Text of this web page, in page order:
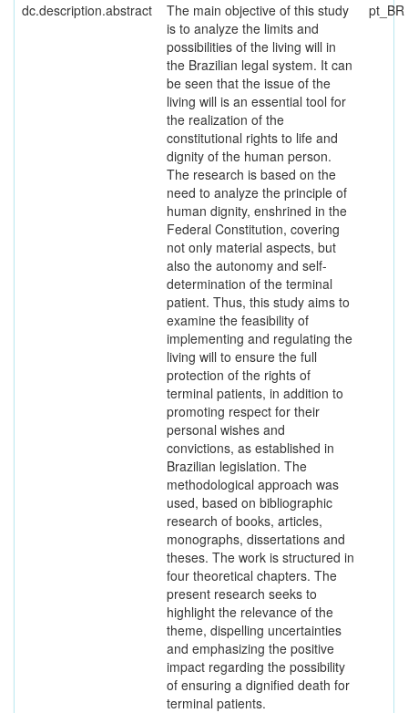
dc.description.abstract
The main objective of this study
is to analyze the limits and
possibilities of the living will in
the Brazilian legal system. It can
be seen that the issue of the
living will is an essential tool for
the realization of the
constitutional rights to life and
dignity of the human person.
The research is based on the
need to analyze the principle of
human dignity, enshrined in the
Federal Constitution, covering
not only material aspects, but
also the autonomy and self-
determination of the terminal
patient. Thus, this study aims to
examine the feasibility of
implementing and regulating the
living will to ensure the full
protection of the rights of
terminal patients, in addition to
promoting respect for their
personal wishes and
convictions, as established in
Brazilian legislation. The
methodological approach was
used, based on bibliographic
research of books, articles,
monographs, dissertations and
theses. The work is structured in
four theoretical chapters. The
present research seeks to
highlight the relevance of the
theme, dispelling uncertainties
and emphasizing the positive
impact regarding the possibility
of ensuring a dignified death for
terminal patients.
pt_BR